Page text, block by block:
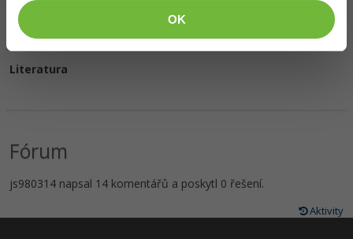
OK
Oblíbená hudba
Literatura
Fórum
js980314 napsal 14 komentářů a poskytl 0 řešení.
Aktivity